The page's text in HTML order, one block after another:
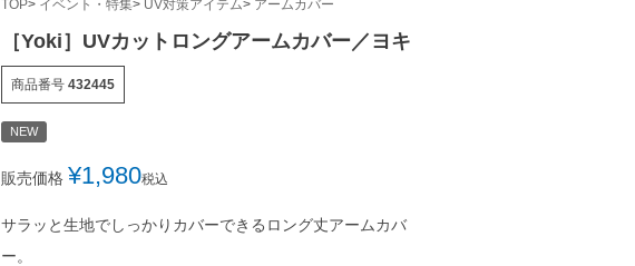
TOP イベント・特集 UV対策アイテム アームカバー
［Yoki］UVカットロングアームカバー／ヨキ
商品番号 432445
NEW
販売価格 ¥1,980税込
サラッと生地でしっかりカバーできるロング丈アームカバ
ー。